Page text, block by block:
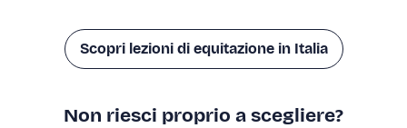
Scopri lezioni di equitazione in Italia
Non riesci proprio a scegliere?